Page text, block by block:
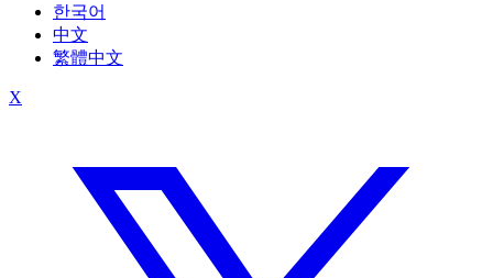
한국어
中文
繁體中文
X